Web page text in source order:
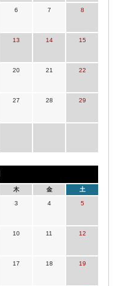
6 7 8
13 14 15
20 21 22
27 28 29
木 金 土
3 4 5
10 11 12
17 18 19